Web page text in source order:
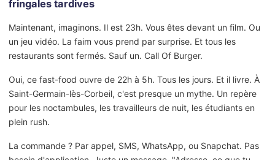
fringales tardives
Maintenant, imaginons. Il est 23h. Vous êtes devant un film. Ou
un jeu vidéo. La faim vous prend par surprise. Et tous les
restaurants sont fermés. Sauf un. Call Of Burger.
Oui, ce fast-food ouvre de 22h à 5h. Tous les jours. Et il livre. À
Saint-Germain-lès-Corbeil, c'est presque un mythe. Un repère
pour les noctambules, les travailleurs de nuit, les étudiants en
plein rush.
La commande ? Par appel, SMS, WhatsApp, ou Snapchat. Pas